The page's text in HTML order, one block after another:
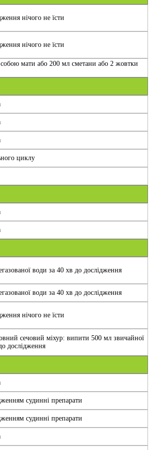
нічого не їсти
нічого не їсти
мати або 200 мл сметани або 2 жовтки
циклу
води за 40 хв до дослідження
води за 40 хв до дослідження
нічого не їсти
сечовий міхур: випити 500 мл звичайної
дослідження
судинні препарати
судинні препарати